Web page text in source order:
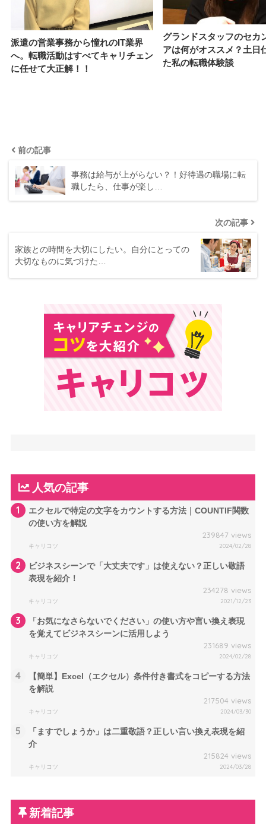
派遣の営業事務から憧れのIT業界
へ。転職活動はすべてキャリチェン
に任せて大正解！！
グランドスタッフのセカ
アは何がオススメ？土日
た私の転職体験談
前の記事
事務は給与が上がらない？！好待遇の職場に転
職したら、仕事が楽し…
次の記事
家族との時間を大切にしたい。自分にとっての
大切なものに気づけた…
人気の記事
1
エクセルで特定の文字をカウントする方法｜COUNTIF関数
の使い方を解説
239847 views
キャリコツ 2024/02/28
2
ビジネスシーンで「大丈夫です」は使えない？正しい敬語
表現を紹介！
234278 views
キャリコツ 2021/12/23
3
「お気になさらないでください」の使い方や言い換え表現
を覚えてビジネスシーンに活用しよう
231689 views
キャリコツ 2024/02/28
4
【簡単】Excel（エクセル）条件付き書式をコピーする方法
を解説
217504 views
キャリコツ 2024/03/30
5
「ますでしょうか」は二重敬語？正しい言い換え表現を紹
介
215824 views
キャリコツ 2024/03/28
新着記事